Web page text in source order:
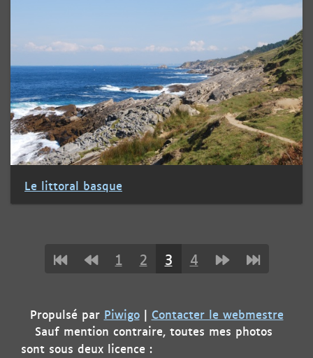
Le littoral basque
1 2 3 4
Propulsé par Piwigo| Contacter le webmestre
Sauf mention contraire, toutes mes photos
sont sous deux licence :